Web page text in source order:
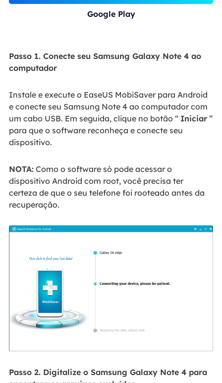
Google Play
Passo 1. Conecte seu Samsung Galaxy Note 4 ao
computador
Instale e execute o EaseUS MobiSaver para Android
e conecte seu Samsung Note 4 ao computador com
um cabo USB. Em seguida, clique no botão “ Iniciar”
para que o software reconheça e conecte seu
dispositivo.
NOTA:Como o software só pode acessar o
dispositivo Android com root, você precisa ter
certeza de que o seu telefone foi rooteado antes da
recuperação.
Passo 2. Digitalize o Samsung Galaxy Note 4 para